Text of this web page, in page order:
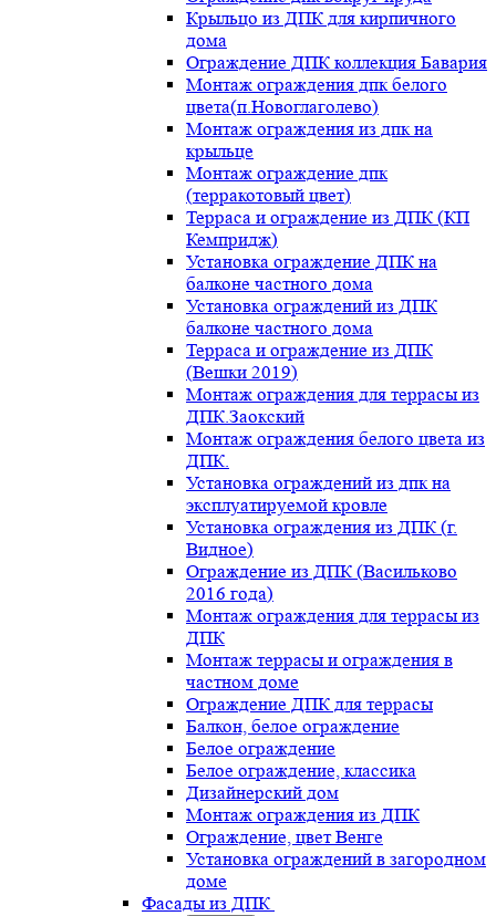
Крыльцо из ДПК для кирпичного
дома
Ограждение ДПК коллекция Бавария
Монтаж ограждения дпк белого
цвета(п.Новоглаголево)
Монтаж ограждения из дпк на
крыльце
Монтаж ограждение дпк
(терракотовый цвет)
Терраса и ограждение из ДПК (КП
Кемпридж)
Установка ограждение ДПК на
балконе частного дома
Установка ограждений из ДПК
балконе частного дома
Терраса и ограждение из ДПК
(Вешки 2019)
Монтаж ограждения для террасы из
ДПК.Заокский
Монтаж ограждения белого цвета из
ДПК.
Установка ограждений из дпк на
эксплуатируемой кровле
Установка ограждения из ДПК (г.
Видное)
Ограждение из ДПК (Васильково
2016 года)
Монтаж ограждения для террасы из
ДПК
Монтаж террасы и ограждения в
частном доме
Ограждение ДПК для террасы
Балкон, белое ограждение
Белое ограждение
Белое ограждение, классика
Дизайнерский дом
Монтаж ограждения из ДПК
Ограждение, цвет Венге
Установка ограждений в загородном
доме
Фасады из ДПК